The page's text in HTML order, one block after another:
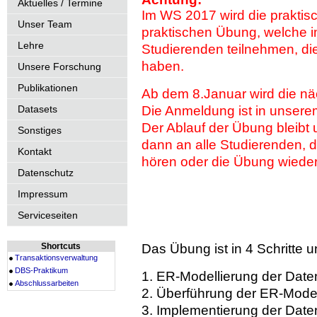
Aktuelles / Termine
Unser Team
Lehre
Unsere Forschung
Publikationen
Datasets
Sonstiges
Kontakt
Datenschutz
Impressum
Serviceseiten
Shortcuts
Transaktionsverwaltung
DBS-Praktikum
Abschlussarbeiten
Im WS 2017 wird die
praktischen Übung, welche
Studierenden teilnehmen,
haben.
Ab dem 8.Januar wird die
Die Anmeldung ist in
Der Ablauf der Übung bleibt
dann an alle Studierenden,
hören oder die Übung
Das Übung ist in 4 Schritte
1. ER-Modellierung der
2. Überführung der ER-
3. Implementierung der